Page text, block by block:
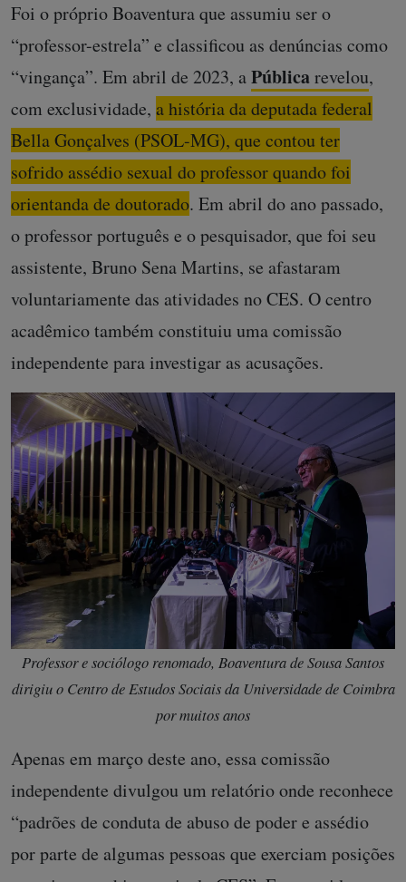
Foi o próprio Boaventura que assumiu ser o
“professor-estrela” e classificou as denúncias como
“vingança”. Em abril de 2023, aPúblicarevelou,
com exclusividade, a história da deputada federal
Bella Gonçalves (PSOL-MG), que contou ter
sofrido assédio sexual do professor quando foi
orientanda de doutorado. Em abril do ano passado,
o professor português e o pesquisador, que foi seu
assistente, Bruno Sena Martins, se afastaram
voluntariamente das atividades no CES. O centro
acadêmico também constituiu uma comissão
independente para investigar as acusações.
Professor e sociólogo renomado, Boaventura de Sousa Santos
dirigiu o Centro de Estudos Sociais da Universidade de Coimbra
por muitos anos
Apenas em março deste ano, essa comissão
independente divulgou um relatório onde reconhece
“padrões de conduta de abuso de poder e assédio
por parte de algumas pessoas que exerciam posições